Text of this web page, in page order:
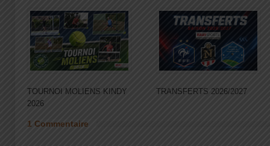
TOURNOI MOLIENS KINDY
2026
TRANSFERTS 2026/2027
1 Commentaire